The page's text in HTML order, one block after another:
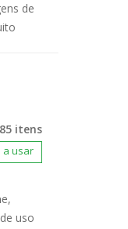
de
itens
a usar
uso